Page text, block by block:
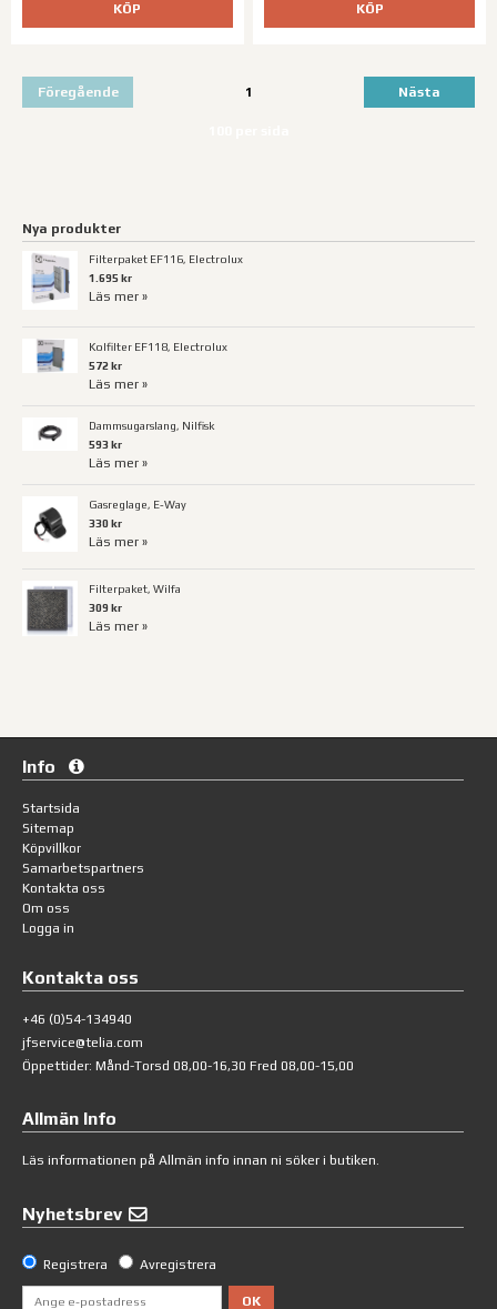
KÖP KÖP
Föregående 1 Nästa
Nya produkter
Filterpaket EF116, Electrolux
1.695 kr
Läs mer »
Kolfilter EF118, Electrolux
572 kr
Läs mer »
Dammsugarslang, Nilfisk
593 kr
Läs mer »
Gasreglage, E-Way
330 kr
Läs mer »
Filterpaket, Wilfa
309 kr
Läs mer »
Info
Startsida
Sitemap
Köpvillkor
Samarbetspartners
Kontakta oss
Om oss
Logga in
Kontakta oss
+46 (0)54-134940
jfservice@telia.com
Öppettider: Månd-Torsd 08,00-16,30 Fred 08,00-15,00
Allmän Info
Läs informationen på Allmän info innan ni söker i butiken.
Nyhetsbrev
Registrera Avregistrera
OK